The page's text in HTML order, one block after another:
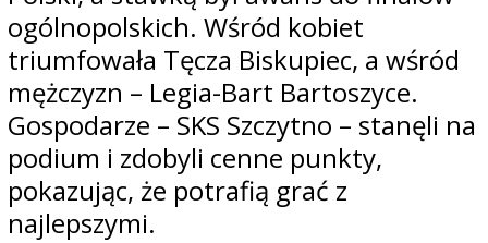
ogólnopolskich. Wśród kobiet
triumfowała Tęcza Biskupiec, a wśród
mężczyzn – Legia-Bart Bartoszyce.
Gospodarze – SKS Szczytno – stanęli na
podium i zdobyli cenne punkty,
pokazując, że potrafią grać z
najlepszymi.